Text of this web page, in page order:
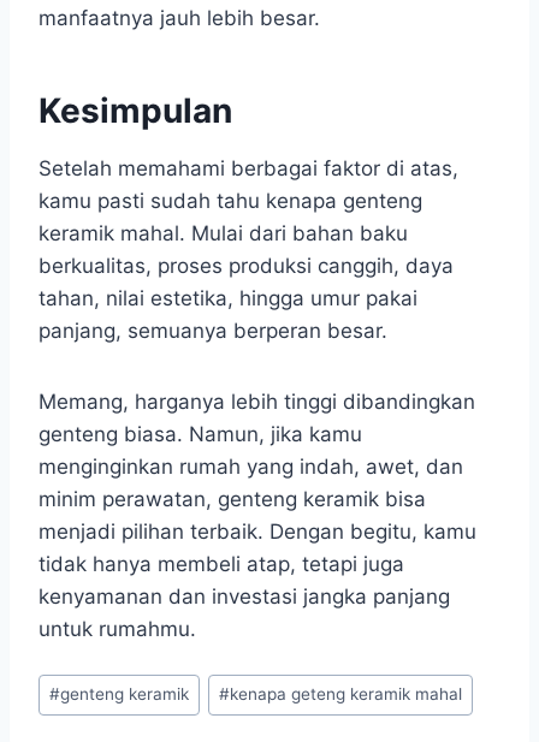
manfaatnya jauh lebih besar.
Kesimpulan
Setelah memahami berbagai faktor di atas,
kamu pasti sudah tahu kenapa genteng
keramik mahal. Mulai dari bahan baku
berkualitas, proses produksi canggih, daya
tahan, nilai estetika, hingga umur pakai
panjang, semuanya berperan besar.
Memang, harganya lebih tinggi dibandingkan
genteng biasa. Namun, jika kamu
menginginkan rumah yang indah, awet, dan
minim perawatan, genteng keramik bisa
menjadi pilihan terbaik. Dengan begitu, kamu
tidak hanya membeli atap, tetapi juga
kenyamanan dan investasi jangka panjang
untuk rumahmu.
#genteng keramik #kenapa geteng keramik mahal